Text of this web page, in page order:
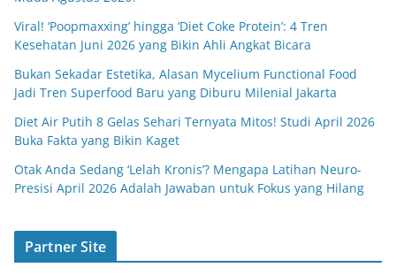
Viral! ‘Poopmaxxing’ hingga ‘Diet Coke Protein’: 4 Tren
Kesehatan Juni 2026 yang Bikin Ahli Angkat Bicara
Bukan Sekadar Estetika, Alasan Mycelium Functional Food
Jadi Tren Superfood Baru yang Diburu Milenial Jakarta
Diet Air Putih 8 Gelas Sehari Ternyata Mitos! Studi April 2026
Buka Fakta yang Bikin Kaget
Otak Anda Sedang ‘Lelah Kronis’? Mengapa Latihan Neuro-
Presisi April 2026 Adalah Jawaban untuk Fokus yang Hilang
Partner Site